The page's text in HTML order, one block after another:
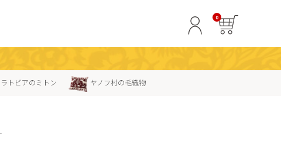
0
ラトビアのミトン ヤノフ村の毛織物